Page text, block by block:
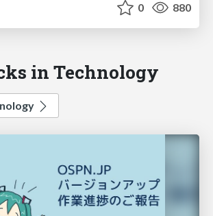
0 880
in Technology